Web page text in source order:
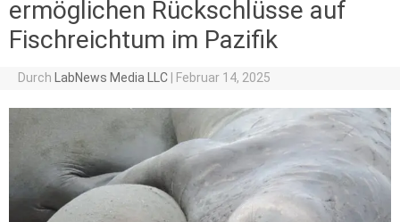
ermöglichen Rückschlüsse auf
Fischreichtum im Pazifik
Durch LabNews Media LLC Februar 14, 2025